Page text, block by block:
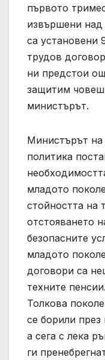
първото
извършени над
са установени
трудов
ни предстои
защитим
министърът.
Министърът на
политика
младото
стойността на
отстояването
безопасните
младото
договори са
техните
Толкова
се борили през
а сега с лека
ги